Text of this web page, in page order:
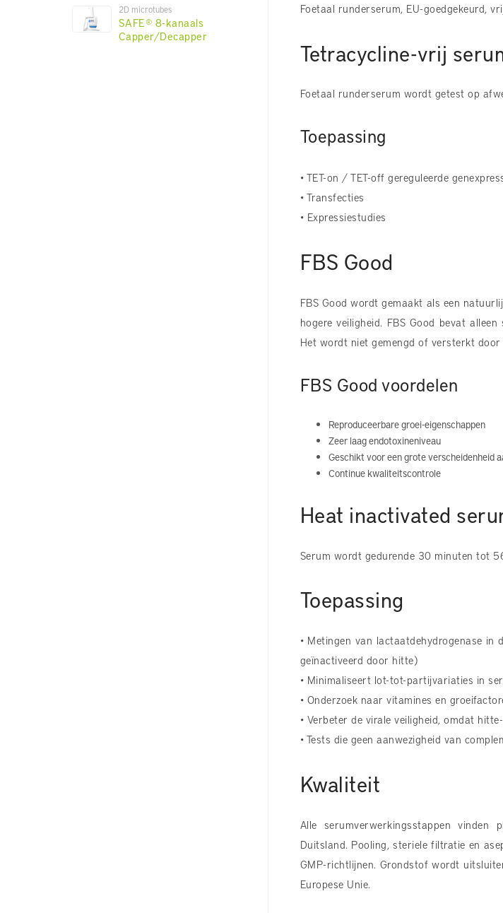
Foetaal runderserum, EU-goedgekeurd,
Tetracycline-vrij
Foetaal runderserum wordt getest op
Toepassing
• TET-on / TET-off gereguleerde
• Transfecties
• Expressiestudies
FBS Good
FBS Good wordt gemaakt als een
hogere veiligheid. FBS Good bevat
Het wordt niet gemengd of versterkt
FBS Good voordelen
Reproduceerbare groei-eigenschappen
Zeer laag endotoxineniveau
Geschikt voor een grote verscheidenheid
Continue kwaliteitscontrole
Heat inactivated
Serum wordt gedurende 30 minuten tot
Toepassing
• Metingen van lactaatdehydrogenase
geïnactiveerd door hitte)
• Minimaliseert lot-tot-partijvariaties in
• Onderzoek naar vitamines en
• Verbeter de virale veiligheid, omdat
• Tests die geen aanwezigheid van
Kwaliteit
Alle serumverwerkingsstappen
Duitsland. Pooling, steriele filtratie en
GMP-richtlijnen. Grondstof wordt
Europese Unie.
2D microtubes
SAFE® 8-kanaals
Capper/Decapper